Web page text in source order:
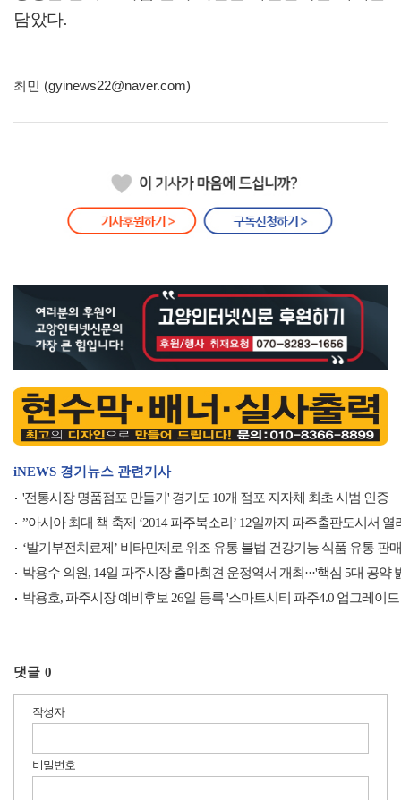
담았다.
최민 (gyinews22@naver.com)
iNEWS 경기뉴스 관련기사
'전통시장 명품점포 만들기' 경기도 10개 점포 지자체 최초 시범 인증
”아시아 최대 책 축제 ‘2014 파주북소리’ 12일까지 파주출판도시서 열
‘발기부전치료제’ 비타민제로 위조 유통 불법 건강기능 식품 유통 판
박용수 의원, 14일 파주시장 출마회견 운정역서 개최···'핵심 5대 공약
박용호, 파주시장 예비후보 26일 등록 '스마트시티 파주4.0 업그레이
댓글 0
작성자
비밀번호